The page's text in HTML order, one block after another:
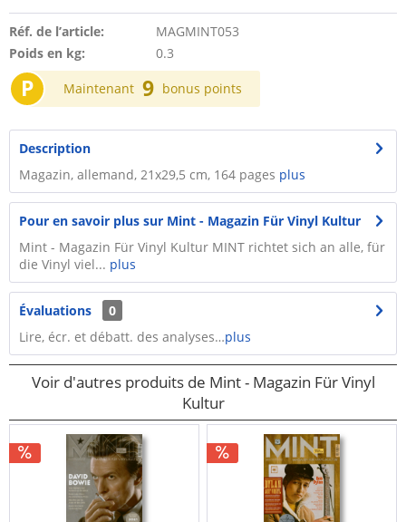
Réf. de l’article:
MAGMINT053
Poids en kg:
0.3
P Maintenant 9 bonus points
Description
Magazin, allemand, 21x29,5 cm, 164 pages plus
Pour en savoir plus sur Mint - Magazin Für Vinyl Kultur
Mint - Magazin Für Vinyl Kultur MINT richtet sich an alle, für
die Vinyl viel... plus
Évaluations
0
Lire, écr. et débatt. des analyses…plus
Voir d'autres produits de Mint - Magazin Für Vinyl
Kultur